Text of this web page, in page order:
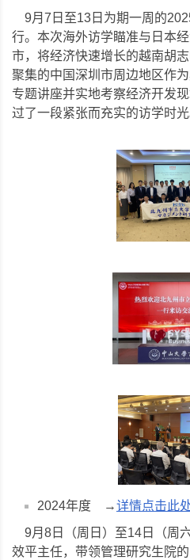
9月7日至13日为期一周的
行。本次海外访学瞄准与日本
市，将经济快速增长的越南胡
聚集的中国深圳市周边地区作
专题讲座并实地考察经济开发
过了一段紧张而充实的访学时光
2024年度 →详情点击此
9月8日（周日）至14日（周
效平主任，带领管理研究生院